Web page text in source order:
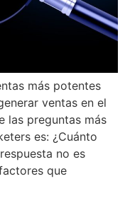
más potentes
ventas en el
las preguntas más
es: ¿Cuánto
no es
que